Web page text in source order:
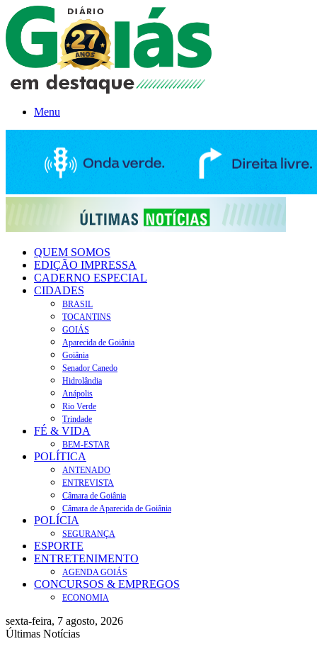
Menu
QUEM SOMOS
EDIÇÃO IMPRESSA
CADERNO ESPECIAL
CIDADES
BRASIL
TOCANTINS
GOIÁS
Aparecida de Goiânia
Goiânia
Senador Canedo
Hidrolândia
Anápolis
Rio Verde
Trindade
FÉ & VIDA
BEM-ESTAR
POLÍTICA
ANTENADO
ENTREVISTA
Câmara de Goiânia
Câmara de Aparecida de Goiânia
POLÍCIA
SEGURANÇA
ESPORTE
ENTRETENIMENTO
AGENDA GOIÁS
CONCURSOS & EMPREGOS
ECONOMIA
sexta-feira, 7 agosto, 2026
Últimas Notícias